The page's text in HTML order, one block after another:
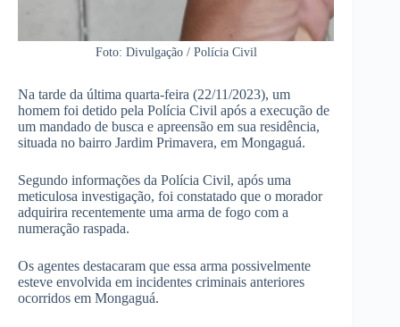
Foto: Divulgação / Polícia Civil
Na tarde da última quarta-feira (22/11/2023), um
homem foi detido pela Polícia Civil após a execução de
um mandado de busca e apreensão em sua residência,
situada no bairro Jardim Primavera, em Mongaguá.
Segundo informações da Polícia Civil, após uma
meticulosa investigação, foi constatado que o morador
adquirira recentemente uma arma de fogo com a
numeração raspada.
Os agentes destacaram que essa arma possivelmente
esteve envolvida em incidentes criminais anteriores
ocorridos em Mongaguá.